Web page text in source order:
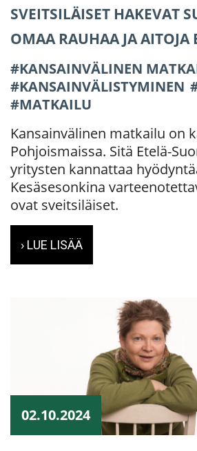
SVEITSILÄISET HAKEVAT
OMAA RAUHAA JA AITOJA
KANSAINVÄLINEN
KANSAINVÄLISTYMINEN
MATKAILU
Kansainvälinen matkailu on
Pohjoismaissa. Sitä Etelä-
yritysten kannattaa
Kesäsesonkina
ovat sveitsiläiset.
› LUE LISÄÄ
02.10.2024